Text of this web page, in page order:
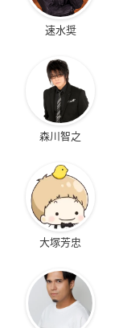
速水奨
森川智之
大塚芳忠